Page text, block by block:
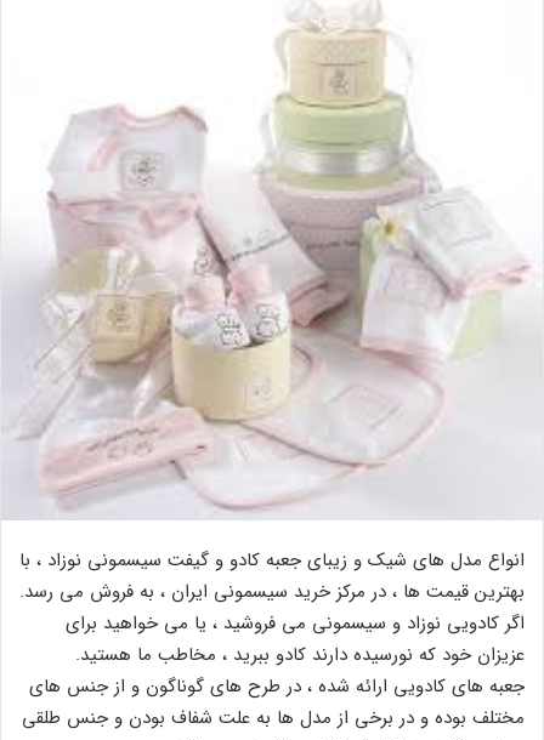
انواع مدل های شیک و زیبای جعبه کادو و گیفت سیسمونی نوزاد ، با
بهترین قیمت ها ، در مرکز خرید سیسمونی ایران ، به فروش می رسد.
اگر کادویی نوزاد و سیسمونی می فروشید ، یا می خواهید برای
عزیزان خود که نورسیده دارند کادو ببرید ، مخاطب ما هستید.
جعبه های کادویی ارائه شده ، در طرح های گوناگون و از جنس های
مختلف بوده و در برخی از مدل ها به علت شفاف بودن و جنس طلقی